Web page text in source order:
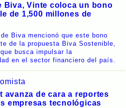
Biva, Vinte coloca un bono
de 1,500 millones de
Biva mencionó que este bono
de la propuesta Biva Sostenible,
busca impulsar la
en el sector financiero del país.
avanza de cara a reportes
empresas tecnológicas